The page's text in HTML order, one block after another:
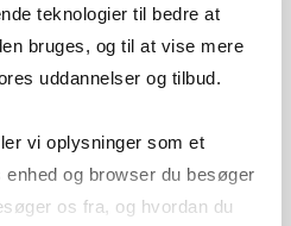
teknologier til bedre at
bruges, og til at vise mere
uddannelser og tilbud.
vi oplysninger som et
og browser du besøger
os fra, og hvordan du